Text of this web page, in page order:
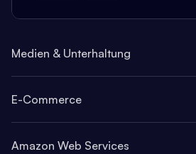
Medien & Unterhaltung
E-Commerce
Amazon Web Services